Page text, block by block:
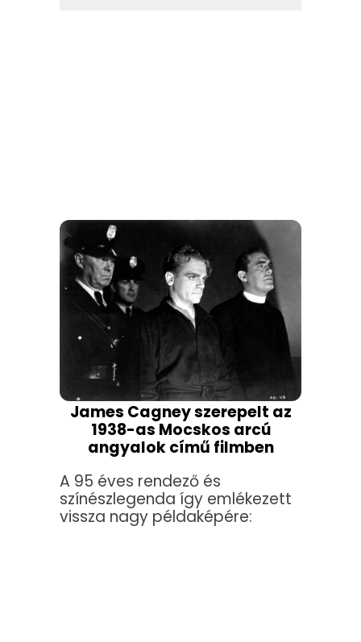
James Cagney szerepelt az
1938-as Mocskos arcú
angyalok című filmben
A 95 éves rendező és
színészlegenda így emlékezett
vissza nagy példaképére: